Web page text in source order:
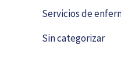
Servicios de
Sin categorizar